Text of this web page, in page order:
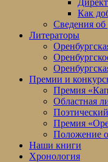
Как
Сведения об
Литераторы
Премии и
Премия
Областная
Премия
Положение
Наши книги
Хронология